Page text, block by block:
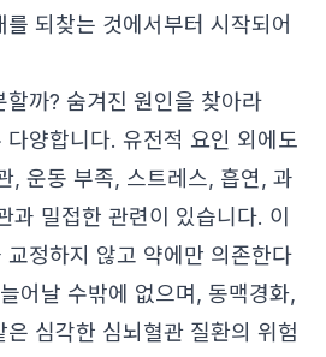
되찾는 것에서부터 시작되어
까? 숨겨진 원인을 찾아라
양합니다. 유전적 요인 외에도
, 운동 부족, 스트레스, 흡연, 과
과 밀접한 관련이 있습니다. 이
교정하지 않고 약에만 의존한다
어날 수밖에 없으며, 동맥경화,
심각한 심뇌혈관 질환의 위험